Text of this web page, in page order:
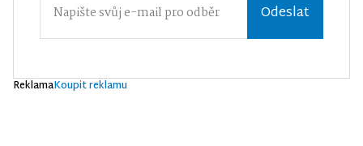
Odeslat
ReklamaKoupit reklamu